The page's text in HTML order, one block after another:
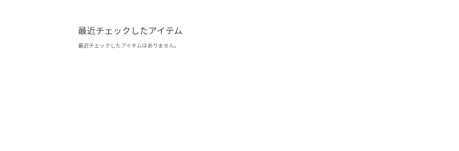
最近チェックしたアイテム
最近チェックしたアイテムはありません。